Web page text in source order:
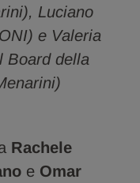
Luciano
e Valeria
Board della
Rachele
e Omar